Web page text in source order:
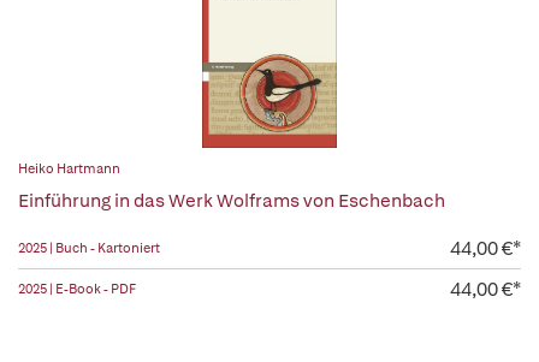
Heiko Hartmann
Einführung in das Werk Wolframs von Eschenbach
2025 | Buch - Kartoniert 44,00 €*
2025 | E-Book - PDF 44,00 €*